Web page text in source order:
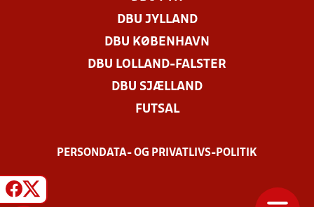
DBU JYLLAND
DBU KØBENHAVN
DBU LOLLAND-FALSTER
DBU SJÆLLAND
FUTSAL
PERSONDATA- OG PRIVATLIVS-POLITIK